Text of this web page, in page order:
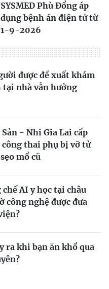
SYSMED Phù Đổng áp
dụng bệnh án điện tử từ
1-9-2026
được đề xuất khám
tại nhà vẫn hưởng
- Nhi Gia Lai cấp
thai phụ bị vỡ tử
mổ cũ
chế AI y học tại châu
công nghệ được đưa
ra khi bạn ăn khổ qua